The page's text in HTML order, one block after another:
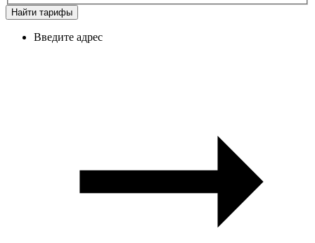
Найти тарифы
Введите адрес